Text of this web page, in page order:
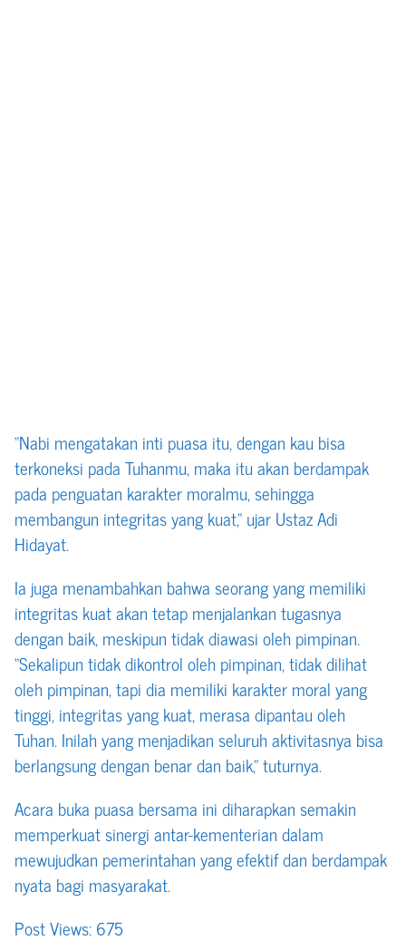
“Nabi mengatakan inti puasa itu, dengan kau bisa
terkoneksi pada Tuhanmu, maka itu akan berdampak
pada penguatan karakter moralmu, sehingga
membangun integritas yang kuat,” ujar Ustaz Adi
Hidayat.
Ia juga menambahkan bahwa seorang yang memiliki
integritas kuat akan tetap menjalankan tugasnya
dengan baik, meskipun tidak diawasi oleh pimpinan.
“Sekalipun tidak dikontrol oleh pimpinan, tidak dilihat
oleh pimpinan, tapi dia memiliki karakter moral yang
tinggi, integritas yang kuat, merasa dipantau oleh
Tuhan. Inilah yang menjadikan seluruh aktivitasnya bisa
berlangsung dengan benar dan baik,” tuturnya.
Acara buka puasa bersama ini diharapkan semakin
memperkuat sinergi antar-kementerian dalam
mewujudkan pemerintahan yang efektif dan berdampak
nyata bagi masyarakat.
Post Views:675